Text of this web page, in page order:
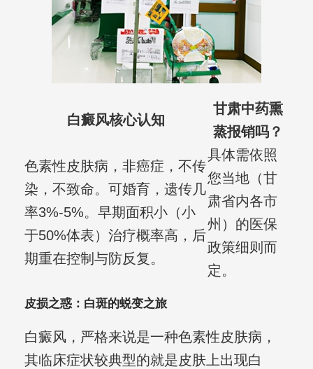
白癜风核心认知
甘肃中药熏
蒸报销吗？
色素性皮肤病，非癌症，不传
染，不致命。可婚育，遗传几
率3%-5%。早期面积小（小
于50%体表）治疗概率高，后
期重在控制与防反复。
具体需依照
您当地（甘
肃省内各市
州）的医保
政策细则而
定。
皮损之惑：白斑的蜕变之旅
白癜风，严格来说是一种色素性皮肤病，
其临床症状较典型的就是皮肤上出现白